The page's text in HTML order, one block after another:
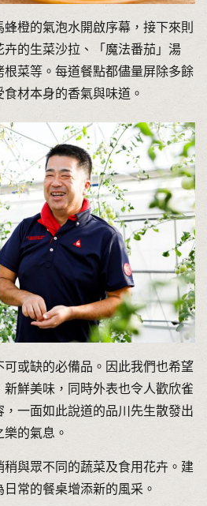
橙的氣泡水開啟序幕，接下來則
的生菜沙拉、「魔法番茄」湯
菜等。每道餐點都儘量屏除多餘
材本身的香氣與味道。
可或缺的必備品。因此我們也希望
鮮美味，同時外表也令人歡欣雀
一面如此說道的品川先生散發出
的氣息。
與眾不同的蔬菜及食用花卉。建
常的餐桌增添新的風采。